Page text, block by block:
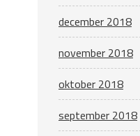
december 2018
november 2018
oktober 2018
september 2018